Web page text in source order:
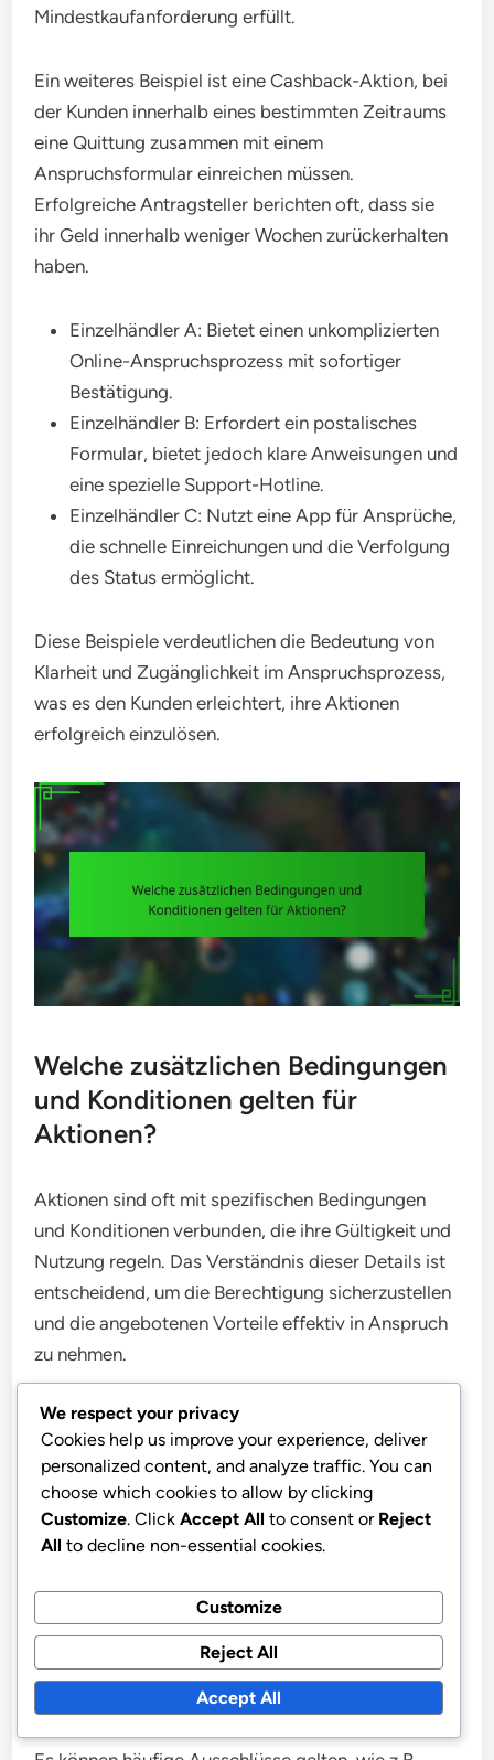
Mindestkaufanforderung erfüllt.
Ein weiteres Beispiel ist eine Cashback-Aktion, bei
der Kunden innerhalb eines bestimmten Zeitraums
eine Quittung zusammen mit einem
Anspruchsformular einreichen müssen.
Erfolgreiche Antragsteller berichten oft, dass sie
ihr Geld innerhalb weniger Wochen zurückerhalten
haben.
Einzelhändler A: Bietet einen unkomplizierten
Online-Anspruchsprozess mit sofortiger
Bestätigung.
Einzelhändler B: Erfordert ein postalisches
Formular, bietet jedoch klare Anweisungen und
eine spezielle Support-Hotline.
Einzelhändler C: Nutzt eine App für Ansprüche,
die schnelle Einreichungen und die Verfolgung
des Status ermöglicht.
Diese Beispiele verdeutlichen die Bedeutung von
Klarheit und Zugänglichkeit im Anspruchsprozess,
was es den Kunden erleichtert, ihre Aktionen
erfolgreich einzulösen.
Welche zusätzlichen Bedingungen
und Konditionen gelten für
Aktionen?
Aktionen sind oft mit spezifischen Bedingungen
und Konditionen verbunden, die ihre Gültigkeit und
Nutzung regeln. Das Verständnis dieser Details ist
entscheidend, um die Berechtigung sicherzustellen
und die angebotenen Vorteile effektiv in Anspruch
zu nehmen.
Das Kleingedruckte bei Aktionen
verstehen
Das Kleingedruckte bei Aktionen enthält wichtige
Informationen, die Ihre Erfahrung erheblich
Berechtigungskriterien, Ablaufdaten und etwaigen
Einschränkungen des Angebots. Lesen Sie diesen
Abschnitt immer sorgfältig, um unerwartete
Überraschungen zu vermeiden.
We respect your privacy
Cookies help us improve your experience, deliver
personalized content, and analyze traffic. You can
choose which cookies to allow by clicking
Customize. Click Accept All to consent or Reject
All to decline non-essential cookies.
Customize
Reject All
Accept All